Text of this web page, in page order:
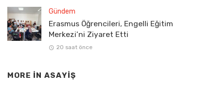
Gündem
Erasmus Öğrencileri, Engelli Eğitim
Merkezi’ni Ziyaret Etti
20 saat önce
MORE IN ASAYIŞ